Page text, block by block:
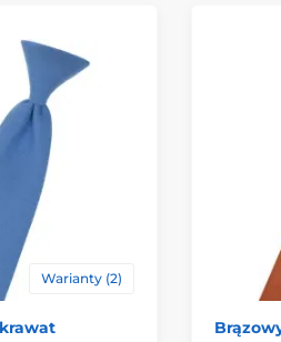
Warianty (2)